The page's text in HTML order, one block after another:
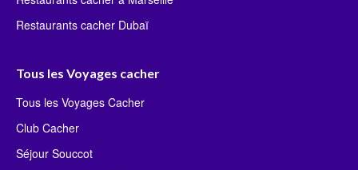
Restaurants cacher Dubaï
Tous les Voyages cacher
Tous les Voyages Cacher
Club Cacher
Séjour Souccot